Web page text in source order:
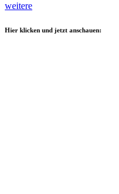
weitere
Hier klicken und jetzt anschauen: